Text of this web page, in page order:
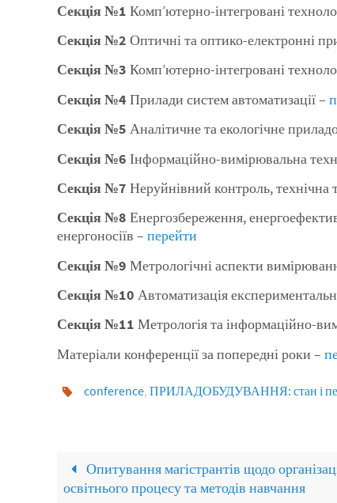
Секція №1 Комп’ютерно-інтегровані
Секція №2 Оптичні та оптико-електронні
Секція №3 Комп’ютерно-інтегровані
Секція №4 Прилади систем автоматизації –
Секція №5 Аналітичне та екологічне
Секція №6 Інформаційно-вимірювальна
Секція №7 Неруйнівний контроль, технічна
Секція №8 Енергозбереження,
енергоносіїв – перейти
Секція №9 Метрологічні аспекти
Секція №10 Автоматизація
Секція №11 Метрологія та інформаційно-
Матеріали конференції за попередні роки –
conference, ПРИЛАДОБУДУВАННЯ: стан і
Опитування магістрантів щодо
освітнього процесу та методів навчання